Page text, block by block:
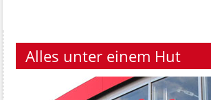
Alles unter einem Hut